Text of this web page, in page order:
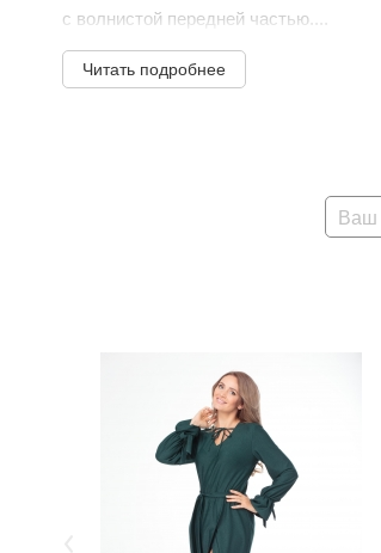
с волнистой передней частью....
Читать подробнее
Ваш